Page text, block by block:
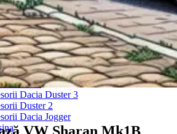
Navigație Skoda Superb 1
Navigație Skoda Superb 2
Toyota Avensis T25
Auto
Litri
350 Litri
450 litri
masina
Dacia Duster 3
Duster 2
Dacia Jogger
VW Sharan Mk1B